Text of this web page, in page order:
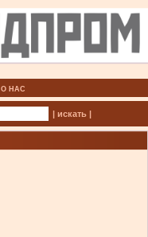
О НАС
| искать |